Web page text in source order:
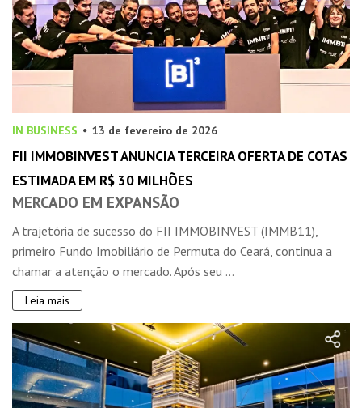
IN BUSINESS 13 de fevereiro de 2026
FII IMMOBINVEST ANUNCIA TERCEIRA OFERTA DE COTAS
ESTIMADA EM R$ 30 MILHÕES
MERCADO EM EXPANSÃO
A trajetória de sucesso do FII IMMOBINVEST (IMMB11),
primeiro Fundo Imobiliário de Permuta do Ceará, continua a
chamar a atenção o mercado. Após seu ...
Leia mais